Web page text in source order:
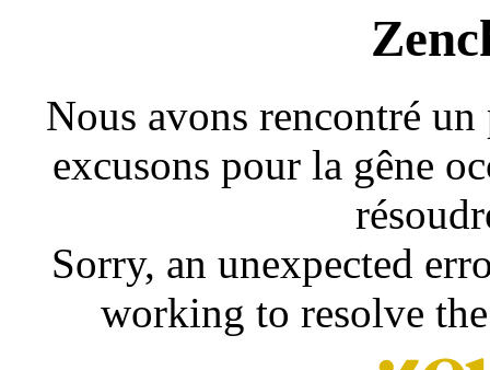
Nous avons rencontré
excusons pour la gêne
Sorry, an unexpected
working to resolve